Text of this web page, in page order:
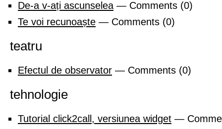
De-a v-ați ascunselea — Comments (0)
Te voi recunoaște — Comments (0)
teatru
Efectul de observator — Comments (0)
tehnologie
Tutorial click2call, versiunea widget —